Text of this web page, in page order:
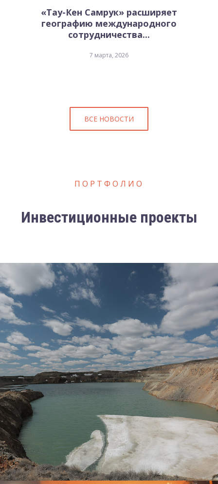
«Тау-Кен Самрук» расширяет
географию международного
сотрудничества...
7 марта, 2026
ВСЕ НОВОСТИ
ПОРТФОЛИО
Инвестиционные проекты